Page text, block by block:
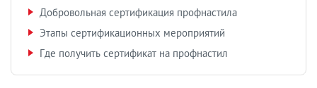
Добровольная сертификация профнастила
Этапы сертификационных мероприятий
Где получить сертификат на профнастил